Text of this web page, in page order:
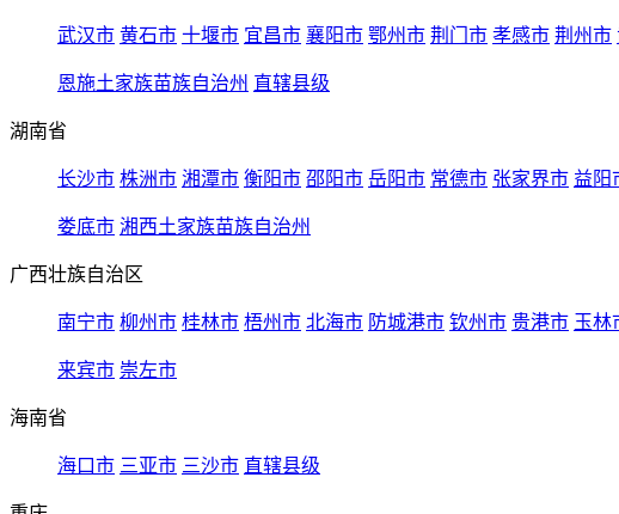
武汉市 黄石市 十堰市 宜昌市 襄阳市 鄂州市 荆门市 孝感市 荆州市
恩施土家族苗族自治州 直辖县级
湖南省
长沙市 株洲市 湘潭市 衡阳市 邵阳市 岳阳市 常德市 张家界市 益阳
娄底市 湘西土家族苗族自治州
广西壮族自治区
南宁市 柳州市 桂林市 梧州市 北海市 防城港市 钦州市 贵港市 玉林
来宾市 崇左市
海南省
海口市 三亚市 三沙市 直辖县级